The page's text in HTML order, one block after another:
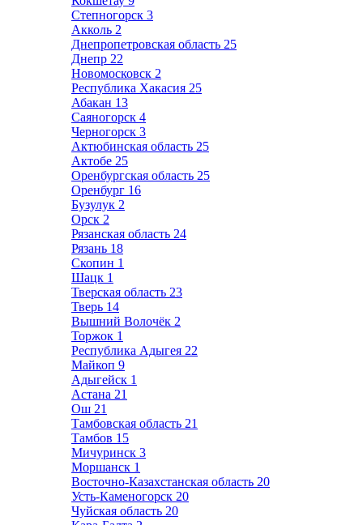
Степногорск 3
Акколь 2
Днепропетровская область 25
Днепр 22
Новомосковск 2
Республика Хакасия 25
Абакан 13
Саяногорск 4
Черногорск 3
Актюбинская область 25
Актобе 25
Оренбургская область 25
Оренбург 16
Бузулук 2
Орск 2
Рязанская область 24
Рязань 18
Скопин 1
Шацк 1
Тверская область 23
Тверь 14
Вышний Волочёк 2
Торжок 1
Республика Адыгея 22
Майкоп 9
Адыгейск 1
Астана 21
Ош 21
Тамбовская область 21
Тамбов 15
Мичуринск 3
Моршанск 1
Восточно-Казахстанская область 20
Усть-Каменогорск 20
Чуйская область 20